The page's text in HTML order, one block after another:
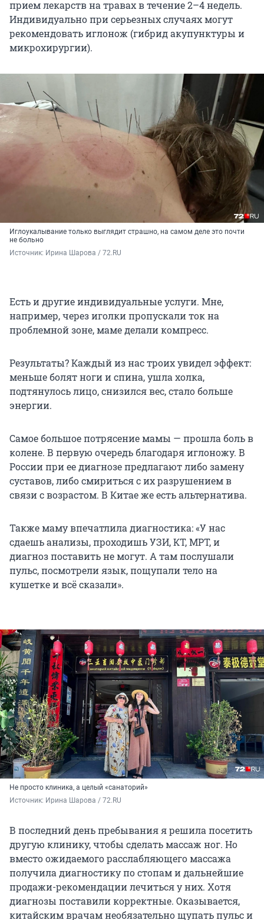
прием лекарств на травах в течение 2–4 недель.
Индивидуально при серьезных случаях могут
рекомендовать иглонож (гибрид акупунктуры и
микрохирургии).
Иглоукалывание только выглядит страшно, на самом деле это почти
не больно
Источник: Ирина Шарова / 72.RU
Есть и другие индивидуальные услуги. Мне,
например, через иголки пропускали ток на
проблемной зоне, маме делали компресс.
Результаты? Каждый из нас троих увидел эффект:
меньше болят ноги и спина, ушла холка,
подтянулось лицо, снизился вес, стало больше
энергии.
Самое большое потрясение мамы — прошла боль в
колене. В первую очередь благодаря иглоножу. В
России при ее диагнозе предлагают либо замену
суставов, либо смириться с их разрушением в
связи с возрастом. В Китае же есть альтернатива.
Также маму впечатлила диагностика: «У нас
сдаешь анализы, проходишь УЗИ, КТ, МРТ, и
диагноз поставить не могут. А там послушали
пульс, посмотрели язык, пощупали тело на
кушетке и всё сказали».
Не просто клиника, а целый «санаторий»
Источник: Ирина Шарова / 72.RU
В последний день пребывания я решила посетить
другую клинику, чтобы сделать массаж ног. Но
вместо ожидаемого расслабляющего массажа
получила диагностику по стопам и дальнейшие
продажи-рекомендации лечиться у них. Хотя
диагнозы поставили корректные. Оказывается,
китайским врачам необязательно щупать пульс и